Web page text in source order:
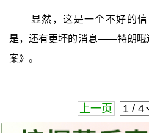
显然，这是一个不好的
是，还有更坏的消息——特朗哦
案》。
上一页